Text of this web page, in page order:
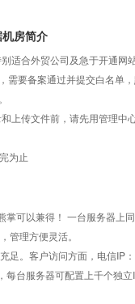
房简介
合外贸公司及急于开通网站
需要备案通过并提交白名单
上传文件前，请先用管理
为止
掌可以兼得！ 一台服务器上
管理方便灵活。
足。客户访问方面，电信IP
每台服务器可配置上千个独